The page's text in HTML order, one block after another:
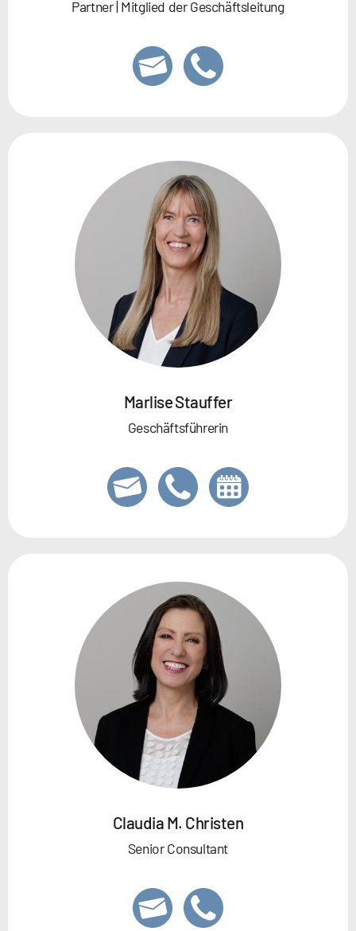
Partner | Mitglied der Geschäftsleitung
Marlise Stauffer
Geschäftsführerin
Claudia M. Christen
Senior Consultant